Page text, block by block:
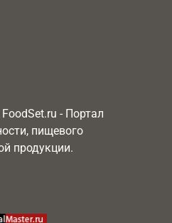
- Портал
пищевого
продукции.